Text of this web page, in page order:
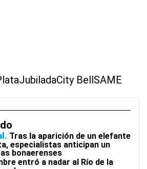
JubiladaCity BellSAME
Tras la aparición de un elefante
especialistas anticipan un
bonaerenses
entró a nadar al Río de la